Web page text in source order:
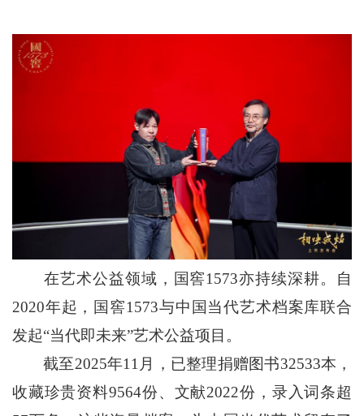
在艺术公益领域，国窖1573亦持续深耕。自
2020年起，国窖1573与中国当代艺术档案库联合
发起“当代即未来”艺术公益项目。
截至2025年11月，已整理捐赠图书32533本，
收藏珍贵资料9564份、文献2022份，录入词条超